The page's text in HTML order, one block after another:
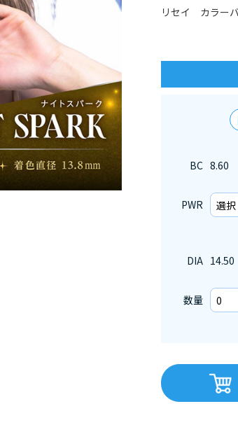
リセイ カラー
BC 8.60
PWR
DIA 14.50
数量